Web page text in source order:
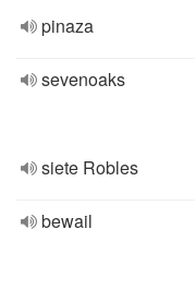
pinaza
sevenoaks
siete Robles
bewail